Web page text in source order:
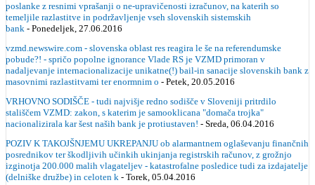
poslanke z resnimi vprašanji o ne-upravičenosti izračunov, na katerih so
temeljile razlastitve in podržavljenje vseh slovenskih sistemskih
bank - Ponedeljek, 27.06.2016
vzmd.newswire.com - slovenska oblast res reagira le še na referendumske
pobude?! - spričo popolne ignorance Vlade RS je VZMD primoran v
nadaljevanje internacionalizacije unikatne(!) bail-in sanacije slovenskih bank z
masovnimi razlastitvami ter enormnim o - Petek, 20.05.2016
VRHOVNO SODIŠČE - tudi najvišje redno sodišče v Sloveniji pritrdilo
stališčem VZMD: zakon, s katerim je samooklicana "domača trojka"
nacionalizirala kar šest naših bank je protiustaven! - Sreda, 06.04.2016
POZIV K TAKOJŠNJEMU UKREPANJU ob alarmantnem oglaševanju finančnih
posrednikov ter škodljivih učinkih ukinjanja registrskih računov, z grožnjo
izginotja 200.000 malih vlagateljev - katastrofalne posledice tudi za izdajatelje
(delniške družbe) in celoten k - Torek, 05.04.2016